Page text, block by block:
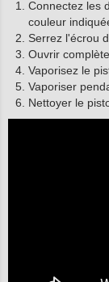
Connectez les
couleur
Serrez l'écrou
Ouvrir
Vaporisez le
Vaporiser
Nettoyer le